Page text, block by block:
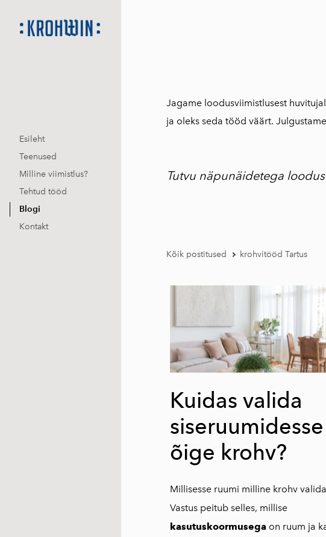
Esileht
Teenused
Milline viimistlus?
Tehtud tööd
Blogi
Kontakt
Jagame loodusviimistlusest
ja oleks seda tööd väärt.
Tutvu näpunäidetega
Kõik postitused krohvitööd Tartus
Kuidas valida
siseruumidesse
õige krohv?
Millisesse ruumi milline krohv
Vastus peitub selles, millise
kasutuskoormusega on ruum ja